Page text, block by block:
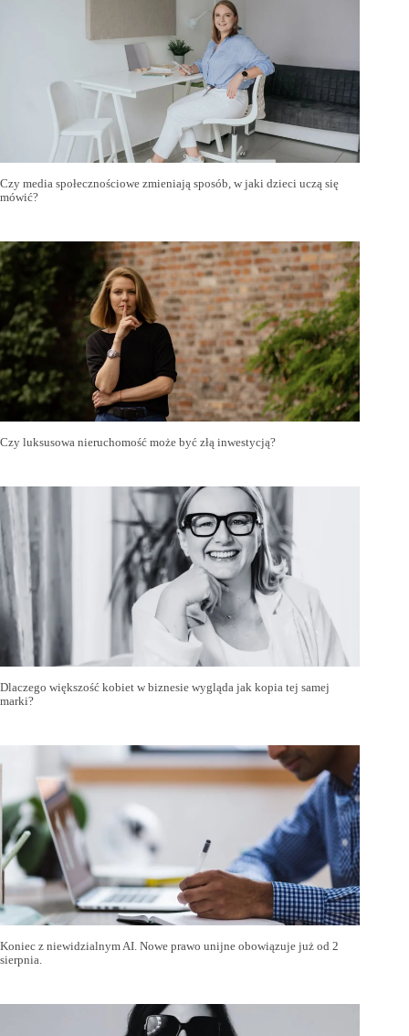
Czy media społecznościowe zmieniają sposób, w jaki dzieci uczą się
mówić?
Czy luksusowa nieruchomość może być złą inwestycją?
Dlaczego większość kobiet w biznesie wygląda jak kopia tej samej
marki?
Koniec z niewidzialnym AI. Nowe prawo unijne obowiązuje już od 2
sierpnia.